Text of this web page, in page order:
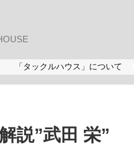
「タックルハウス」について
説”武田 栄”